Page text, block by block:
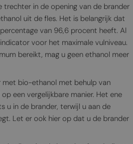
trechter in de opening van de brander
uit de fles. Het is belangrijk dat
van 96,6 procent heeft. Al
voor het maximale vulniveau.
bereikt, mag u geen ethanol meer
met bio-ethanol met behulp van
een vergelijkbare manier. Het ene
u in de brander, terwijl u aan de
Let er ook hier op dat u de brander